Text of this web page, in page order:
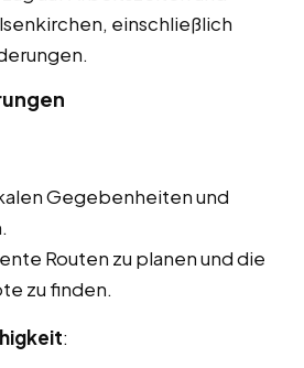
einschließlich
Gegebenheiten und
Routen zu planen und die
zu finden.
: